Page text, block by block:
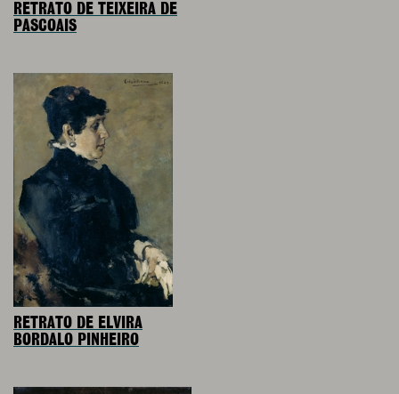
RETRATO DE TEIXEIRA DE
PASCOAIS
RETRATO DE ELVIRA
BORDALO PINHEIRO